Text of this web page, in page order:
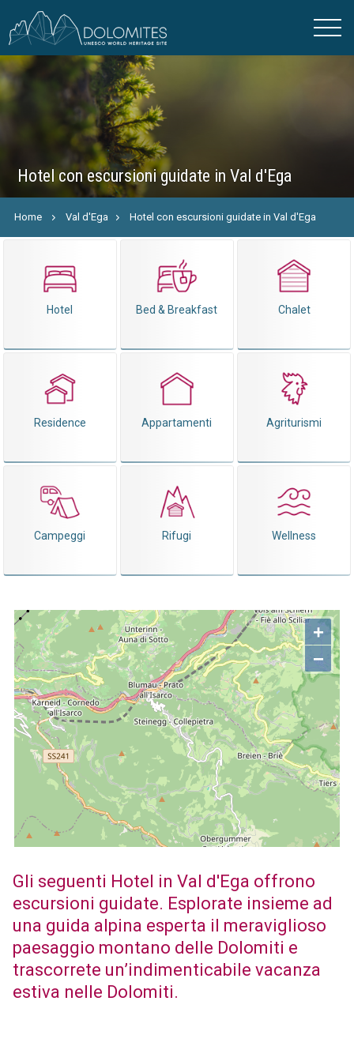
Hotel con escursioni guidate in Val d'Ega
Home Val d'Ega Hotel con escursioni guidate in Val d'Ega
Hotel Bed & Breakfast Chalet
Residence Appartamenti Agriturismi
Campeggi Rifugi Wellness
+
−
Gli seguenti Hotel in Val d'Ega offrono
escursioni guidate. Esplorate insieme ad
una guida alpina esperta il meraviglioso
paesaggio montano delle Dolomiti e
trascorrete un’indimenticabile vacanza
estiva nelle Dolomiti.